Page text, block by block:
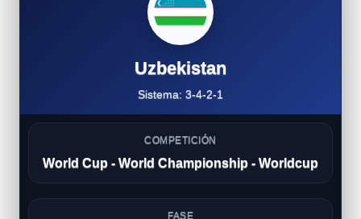
Uzbekistan
Sistema: 3-4-2-1
COMPETICIÓN
World Cup - World Championship - Worldcup
FASE